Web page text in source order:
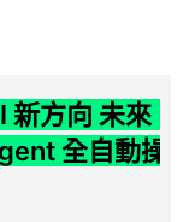
新方向 未來
全自動操